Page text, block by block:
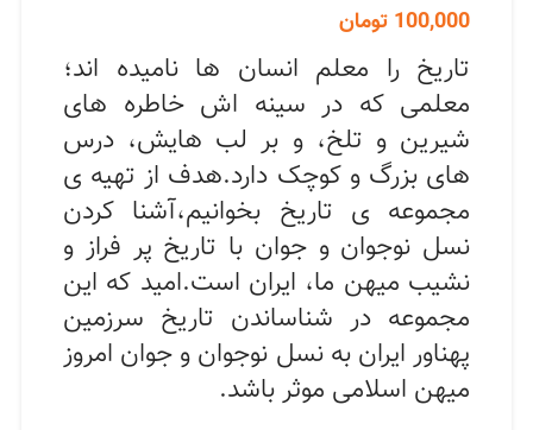
100,000 تومان
تاریخ را معلم انسان ها نامیده اند؛
معلمی که در سینه اش خاطره های
شیرین و تلخ، و بر لب هایش، درس
های بزرگ و کوچک دارد.هدف از تهیه ی
مجموعه ی تاریخ بخوانیم،آشنا کردن
نسل نوجوان و جوان با تاریخ پر فراز و
نشیب میهن ما، ایران است.امید که این
مجموعه در شناساندن تاریخ سرزمین
پهناور ایران به نسل نوجوان و جوان امروز
میهن اسلامی موثر باشد.